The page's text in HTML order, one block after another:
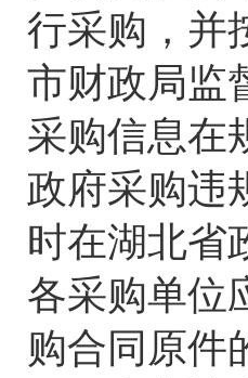
行采购，并
市财政局监
采购信息在
政府采购违
时在湖北省
各采购单位
购合同原件